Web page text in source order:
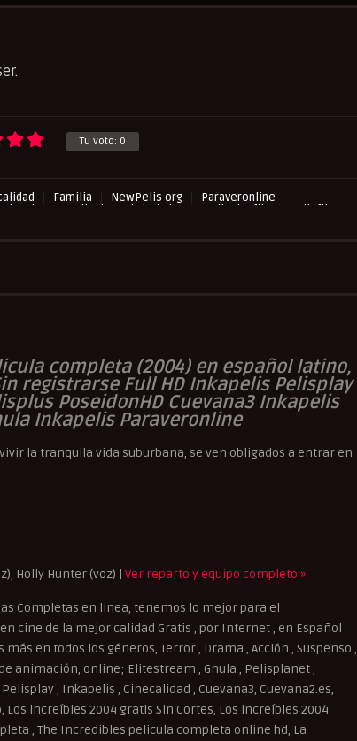
Tu voto: 0
Familia NewPelis org
Paraveronline
Latino Peliculas Subtituladas Peliculasflix
Pelisflix
completa (2004) en español latino,
registrarse Full HD Inkapelis Pelisplay
PoseidonHD Cuevana3 Inkapelis
Inkapelis Paraveronline
la tranquila vida suburbana, se ven obligados a entrar en
Holly Hunter (voz) | Ver reparto y equipo completo »
Completas en linea, tenemos lo mejor para el
cine de la mejor calidad Gratis , por Internet , en Español
en todos los géneros, Terror , Drama , Acción , Suspenso ,
animación, online; Elitestream , Gnula , Pelisplanet ,
, Inkapelis , Cinecalidad , Cuevana3, Cuevana2.es,
increíbles 2004 gratis Sin Cortes, Los increíbles 2004
, The Incredibles pelicula completa online hd, La